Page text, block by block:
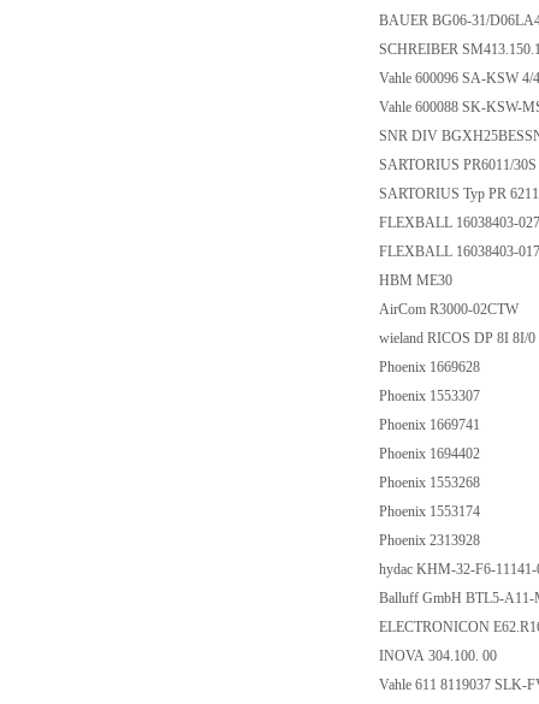
BAUER BG06-31/
SCHREIBER
Vahle 600096 SA-KSW
Vahle 600088 SK-KSW-
SNR DIV
SARTORIUS PR6011/
SARTORIUS Typ PR
FLEXBALL 16038403-
FLEXBALL 16038403-
HBM ME30
AirCom R3000-02CTW
wieland RICOS DP 8I 8I/
Phoenix 1669628
Phoenix 1553307
Phoenix 1669741
Phoenix 1694402
Phoenix 1553268
Phoenix 1553174
Phoenix 2313928
hydac KHM-32-F6-
Balluff GmbH BTL5-
ELECTRONICON
INOVA 304.100. 00
Vahle 611 8119037